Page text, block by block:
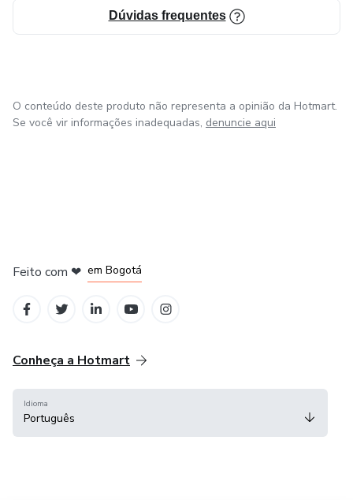
Dúvidas frequentes
O conteúdo deste produto não representa a opinião da Hotmart.
Se você vir informações inadequadas, denuncie aqui
Feito com ❤ em Bogotá
Conheça a Hotmart
Idioma
Português